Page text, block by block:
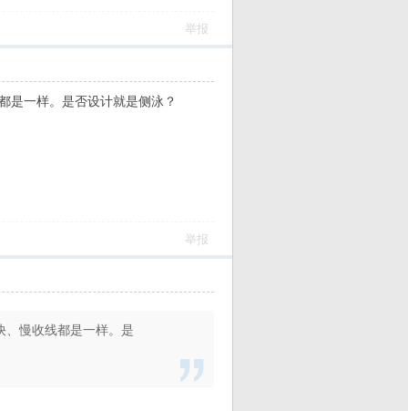
举报
是一样。是否设计就是侧泳？
举报
慢收线都是一样。是